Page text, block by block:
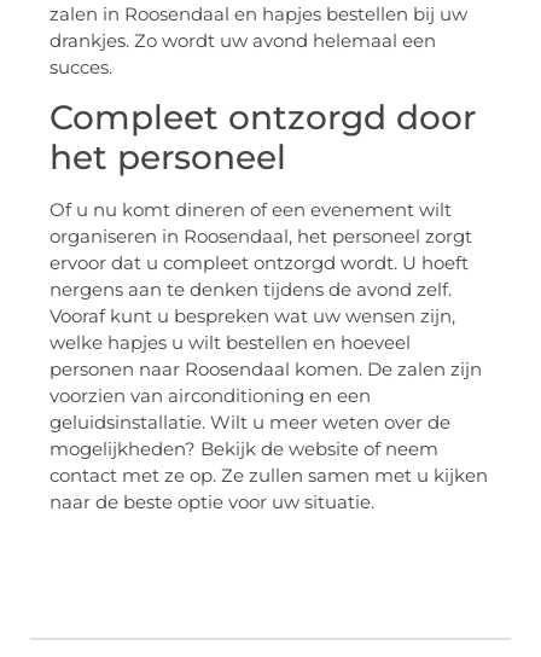
zalen in Roosendaal en hapjes bestellen bij uw
drankjes. Zo wordt uw avond helemaal een
succes.
Compleet ontzorgd door
het personeel
Of u nu komt dineren of een evenement wilt
organiseren in Roosendaal, het personeel zorgt
ervoor dat u compleet ontzorgd wordt. U hoeft
nergens aan te denken tijdens de avond zelf.
Vooraf kunt u bespreken wat uw wensen zijn,
welke hapjes u wilt bestellen en hoeveel
personen naar Roosendaal komen. De zalen zijn
voorzien van airconditioning en een
geluidsinstallatie. Wilt u meer weten over de
mogelijkheden? Bekijk de website of neem
contact met ze op. Ze zullen samen met u kijken
naar de beste optie voor uw situatie.